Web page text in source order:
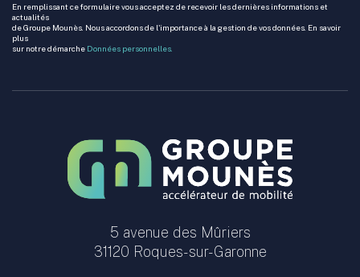
En remplissant ce formulaire vous acceptez de recevoir les dernières informations et
actualités
de Groupe Mounès. Nous accordons de l'importance à la gestion de vos données. En savoir
plus
sur notre démarche Données personnelles.
5 avenue des Mûriers
31120 Roques-sur-Garonne